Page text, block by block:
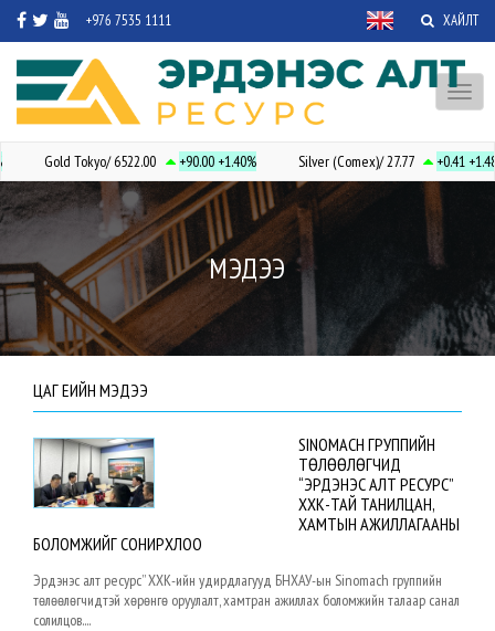
+976 7535 1111 ХАЙЛТ
Gold Tokyo/ 6522.00 +90.00+1.40% Silver (Comex)/ 27.77 +0.41
МЭДЭЭ
ЦАГ ҮЕИЙН МЭДЭЭ
SINOMACH ГРУППИЙН
ТӨЛӨӨЛӨГЧИД
“ЭРДЭНЭС АЛТ РЕСУРС”
ХХК-ТАЙ ТАНИЛЦАН,
ХАМТЫН АЖИЛЛАГААНЫ
БОЛОМЖИЙГ СОНИРХЛОО
Эрдэнэс алт ресурс” ХХК-ийн удирдлагууд БНХАУ-ын Sinomach группийн
төлөөлөгчидтэй хөрөнгө оруулалт, хамтран ажиллах боломжийн талаар санал
солилцов....